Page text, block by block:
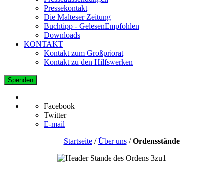
Pressekontakt
Die Malteser Zeitung
Buchtipp - GelesenEmpfohlen
Downloads
KONTAKT
Kontakt zum Großpriorat
Kontakt zu den Hilfswerken
Spenden
Facebook
Twitter
E-mail
Startseite/Über uns /Ordensstände